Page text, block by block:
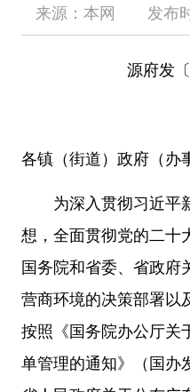
来源：本网 发布时
源府发
各镇（街道）政府（办
为深入贯彻习近平
想，全面贯彻党的二十
国务院和省委、省政府
营商环境的决策部署以
按照《国务院办公厅关
单管理的通知》（国办